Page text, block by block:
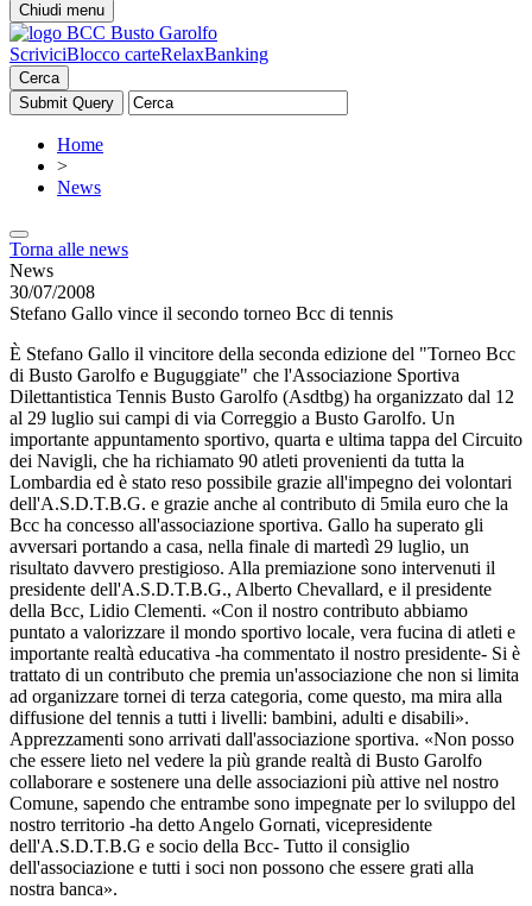
Chiudi menu
ScriviciBlocco carteRelaxBanking
Cerca
Home
>
News
Torna alle news
News
30/07/2008
Stefano Gallo vince il secondo torneo Bcc di tennis
È Stefano Gallo il vincitore della seconda edizione del "Torneo Bcc
di Busto Garolfo e Buguggiate" che l'Associazione Sportiva
Dilettantistica Tennis Busto Garolfo (Asdtbg) ha organizzato dal 12
al 29 luglio sui campi di via Correggio a Busto Garolfo. Un
importante appuntamento sportivo, quarta e ultima tappa del Circuito
dei Navigli, che ha richiamato 90 atleti provenienti da tutta la
Lombardia ed è stato reso possibile grazie all'impegno dei volontari
dell'A.S.D.T.B.G. e grazie anche al contributo di 5mila euro che la
Bcc ha concesso all'associazione sportiva. Gallo ha superato gli
avversari portando a casa, nella finale di martedì 29 luglio, un
risultato davvero prestigioso. Alla premiazione sono intervenuti il
presidente dell'A.S.D.T.B.G., Alberto Chevallard, e il presidente
della Bcc, Lidio Clementi. «Con il nostro contributo abbiamo
puntato a valorizzare il mondo sportivo locale, vera fucina di atleti e
importante realtà educativa -ha commentato il nostro presidente- Si è
trattato di un contributo che premia un'associazione che non si limita
ad organizzare tornei di terza categoria, come questo, ma mira alla
diffusione del tennis a tutti i livelli: bambini, adulti e disabili».
Apprezzamenti sono arrivati dall'associazione sportiva. «Non posso
che essere lieto nel vedere la più grande realtà di Busto Garolfo
collaborare e sostenere una delle associazioni più attive nel nostro
Comune, sapendo che entrambe sono impegnate per lo sviluppo del
nostro territorio -ha detto Angelo Gornati, vicepresidente
dell'A.S.D.T.B.G e socio della Bcc- Tutto il consiglio
dell'associazione e tutti i soci non possono che essere grati alla
nostra banca».